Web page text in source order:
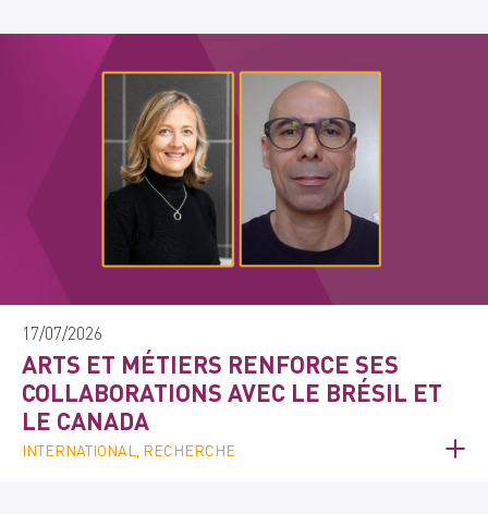
17/07/2026
ARTS ET MÉTIERS RENFORCE SES
COLLABORATIONS AVEC LE BRÉSIL ET
LE CANADA
INTERNATIONAL, RECHERCHE